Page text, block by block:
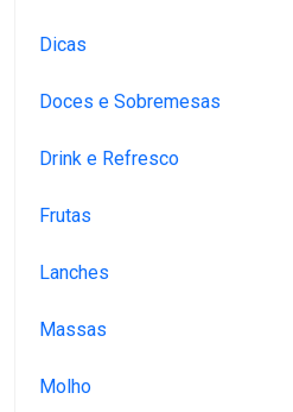
Dicas
Doces e Sobremesas
Drink e Refresco
Frutas
Lanches
Massas
Molho